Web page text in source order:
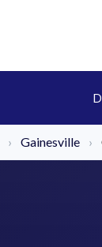
› Gainesville ›